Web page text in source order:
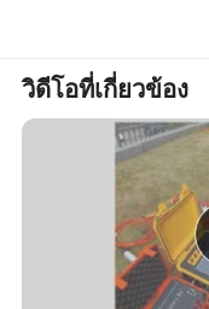
คำอธิบายผลิตภัณฑ์โดยล
การสำรวจความคิดเห็นเ
2A เป็นการสำรวจและก
ระบบการสำรวจความต้
แอปพลิเคชันหลัก
1 ด้วยการใช้พารามิเตอ
วิธีการโพลาไรซ์ที่เกิดขึ้
วิดีโอที่เกี่ยวข้อง